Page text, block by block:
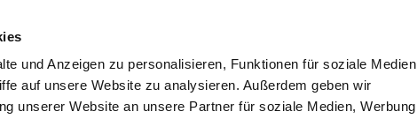
und Anzeigen zu personalisieren, Funktionen für soziale Medien
auf unsere Website zu analysieren. Außerdem geben wir
unserer Website an unsere Partner für soziale Medien, Werbung
Ausbildungs-
begleitung
Kostenfreie
Beratung